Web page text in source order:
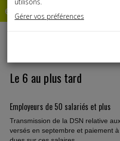
échéancier
Le 6 au plus tard
Employeurs de 50 salariés et plus
Transmission de la DSN relative
versés en septembre et paiement
Gérer vos préférences